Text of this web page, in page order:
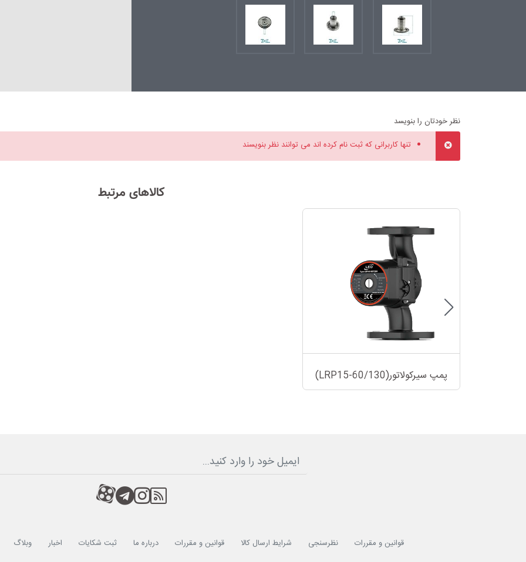
نظر خودتان را بنویسد
تنها کاربرانی که ثبت نام کرده اند می توانند نظر بنویسند
کالاهای مرتبط
پمپ سیرکولاتور(LRP15-60/130)
RSS
کانال آپارات
کانال تلگرام
کانال آپارات
قوانین و مقررات نظرسنجی شرایط ارسال کالا قوانین و مقررات درباره ما ثبت شکایات اخبار وبلاگ